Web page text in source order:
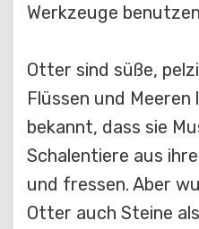
Werkzeuge
Otter sind süße,
Flüssen und Meeren
bekannt, dass sie
Schalentiere aus
und fressen. Aber
Otter auch Steine